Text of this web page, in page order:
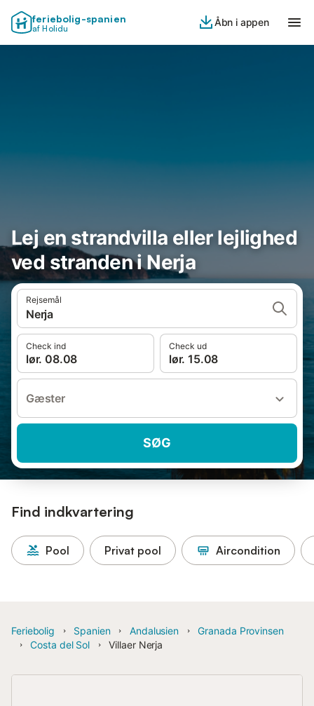
feriebolig-spanien
af Holidu
Åbn i appen
Lej en strandvilla eller lejlighed
ved stranden i Nerja
Rejsemål
Nerja
Check ind
lør. 08.08
Check ud
lør. 15.08
Gæster
SØG
Find indkvartering
Pool Privat pool Aircondition
Feriebolig Spanien Andalusien
Granada Provinsen
Costa del Sol
Villaer Nerja